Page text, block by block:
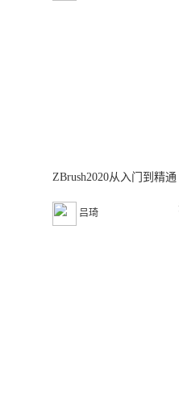
ZBrush2020从入门到精通
吕琦